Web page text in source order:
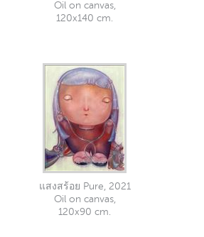
Oil on canvas,
120x140 cm.
แสงสร้อย Pure, 2021
Oil on canvas,
120x90 cm.